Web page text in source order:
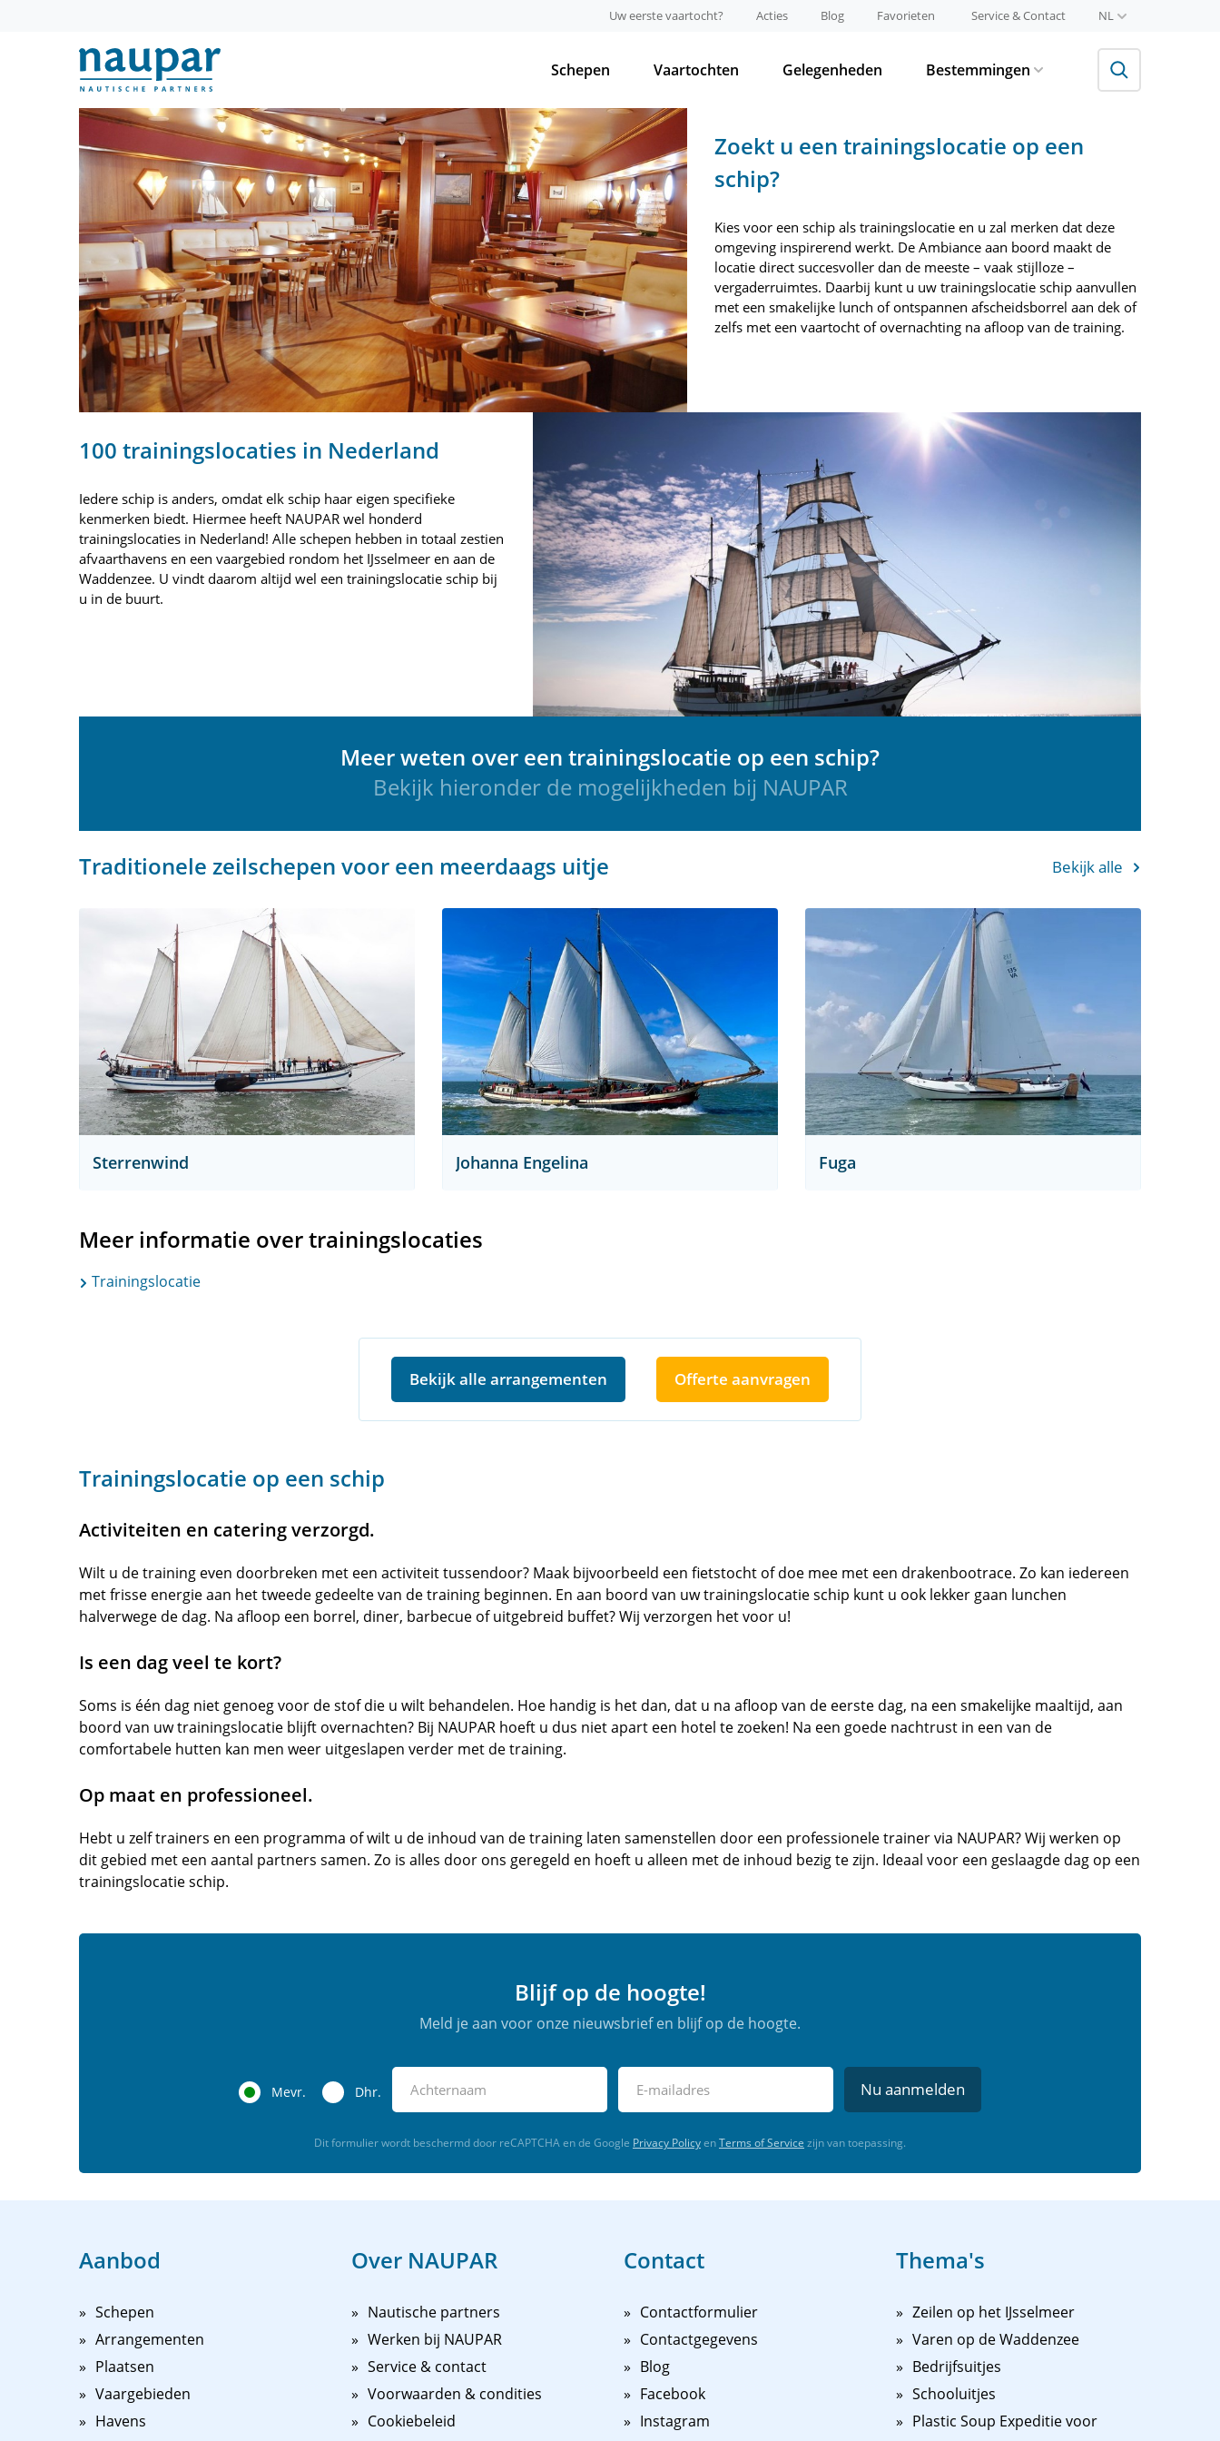
Uw eerste vaartocht? Acties Blog Favorieten Service & Contact NL
Schepen Vaartochten Gelegenheden Bestemmingen
Zoekt u een trainingslocatie op een
schip?
Kies voor een schip als trainingslocatie en u zal merken dat deze
omgeving inspirerend werkt. De Ambiance aan boord maakt de
locatie direct succesvoller dan de meeste – vaak stijlloze –
vergaderruimtes. Daarbij kunt u uw trainingslocatie schip aanvullen
met een smakelijke lunch of ontspannen afscheidsborrel aan dek of
zelfs met een vaartocht of overnachting na afloop van de training.
100 trainingslocaties in Nederland
Iedere schip is anders, omdat elk schip haar eigen specifieke
kenmerken biedt. Hiermee heeft NAUPAR wel honderd
trainingslocaties in Nederland! Alle schepen hebben in totaal zestien
afvaarthavens en een vaargebied rondom het IJsselmeer en aan de
Waddenzee. U vindt daarom altijd wel een trainingslocatie schip bij
u in de buurt.
Meer weten over een trainingslocatie op een schip?
Bekijk hieronder de mogelijkheden bij NAUPAR
Traditionele zeilschepen voor een meerdaags uitje Bekijk alle
Sterrenwind Johanna Engelina Fuga
Meer informatie over trainingslocaties
Trainingslocatie
Bekijk alle arrangementen Offerte aanvragen
Trainingslocatie op een schip
Activiteiten en catering verzorgd.
Wilt u de training even doorbreken met een activiteit tussendoor? Maak bijvoorbeeld een fietstocht of doe mee met een drakenbootrace. Zo kan iedereen
met frisse energie aan het tweede gedeelte van de training beginnen. En aan boord van uw trainingslocatie schip kunt u ook lekker gaan lunchen
halverwege de dag. Na afloop een borrel, diner, barbecue of uitgebreid buffet? Wij verzorgen het voor u!
Is een dag veel te kort?
Soms is één dag niet genoeg voor de stof die u wilt behandelen. Hoe handig is het dan, dat u na afloop van de eerste dag, na een smakelijke maaltijd, aan
boord van uw trainingslocatie blijft overnachten? Bij NAUPAR hoeft u dus niet apart een hotel te zoeken! Na een goede nachtrust in een van de
comfortabele hutten kan men weer uitgeslapen verder met de training.
Op maat en professioneel.
Hebt u zelf trainers en een programma of wilt u de inhoud van de training laten samenstellen door een professionele trainer via NAUPAR? Wij werken op
dit gebied met een aantal partners samen. Zo is alles door ons geregeld en hoeft u alleen met de inhoud bezig te zijn. Ideaal voor een geslaagde dag op een
trainingslocatie schip.
Blijf op de hoogte!
Meld je aan voor onze nieuwsbrief en blijf op de hoogte.
Mevr. Dhr. Nu aanmelden
Dit formulier wordt beschermd door reCAPTCHA en de Google Privacy PolicyenTerms of Service zijn van toepassing.
Aanbod
Schepen
Arrangementen
Plaatsen
Vaargebieden
Havens
Over NAUPAR
Nautische partners
Werken bij NAUPAR
Service & contact
Voorwaarden & condities
Cookiebeleid
Contact
Contactformulier
Contactgegevens
Blog
Facebook
Instagram
Thema's
Zeilen op het IJsselmeer
Varen op de Waddenzee
Bedrijfsuitjes
Schooluitjes
Plastic Soup Expeditie voor